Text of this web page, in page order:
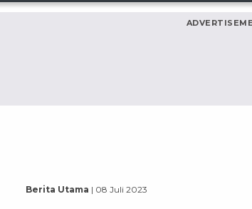
Berita Utama | 08 Juli 2023